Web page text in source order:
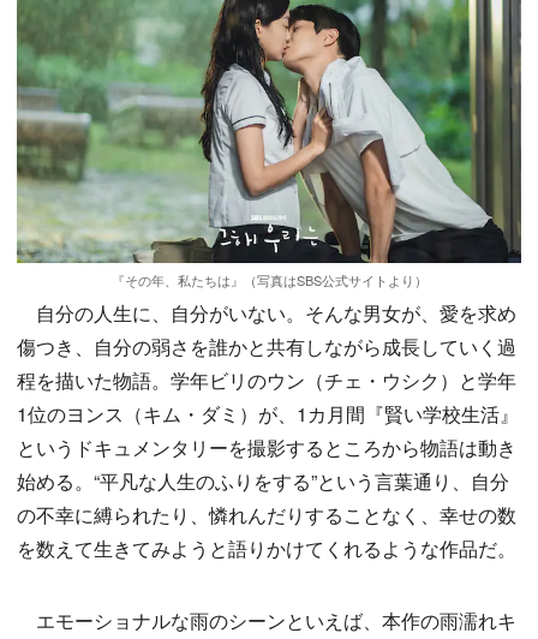
『その年、私たちは』（写真はSBS公式サイトより）
自分の人生に、自分がいない。そんな男女が、愛を求め
傷つき、自分の弱さを誰かと共有しながら成長していく過
程を描いた物語。学年ビリのウン（チェ・ウシク）と学年
1位のヨンス（キム・ダミ）が、1カ月間『賢い学校生活』
というドキュメンタリーを撮影するところから物語は動き
始める。“平凡な人生のふりをする”という言葉通り、自分
の不幸に縛られたり、憐れんだりすることなく、幸せの数
を数えて生きてみようと語りかけてくれるような作品だ。
エモーショナルな雨のシーンといえば、本作の雨濡れキ